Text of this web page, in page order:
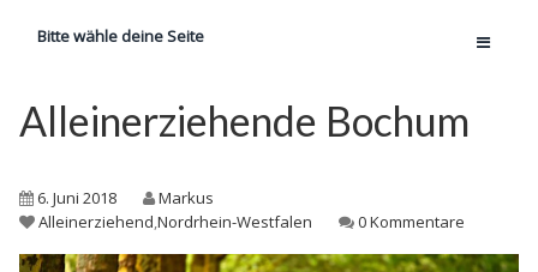
Bitte wähle deine Seite
Jetzt registrieren!
Anzahl Alleinerziehende
Finanzielle Hilfe
Alleinerziehende Bochum
6. Juni 2018
Markus
Alleinerziehend,Nordrhein-Westfalen 0 Kommentare